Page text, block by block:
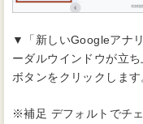
▼「新しいGoogleアナ
ーダルウインドウが立
ボタンをクリックします
※補足 デフォルトでチ